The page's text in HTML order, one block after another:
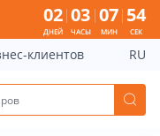
has loaded
02
ДНЕЙ
03
ЧАСЫ
07
МИН
53
СЕК
клиентов RU